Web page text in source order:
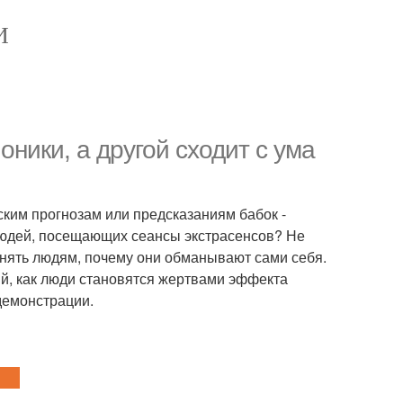
а другой сходит с ума
прогнозам или предсказаниям бабок -
посещающих сеансы экстрасенсов? Не
людям, почему они обманывают сами себя.
как люди становятся жертвами эффекта